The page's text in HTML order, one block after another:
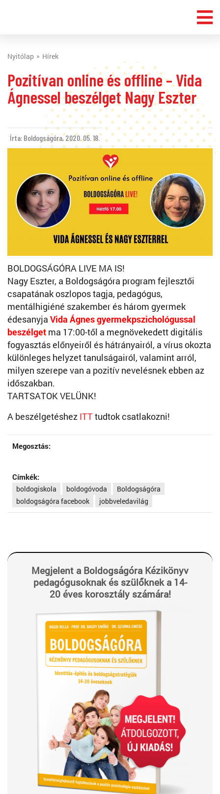
Nyitólap Hírek
Pozitívan online és offline – Vida
Ágnessel beszélget Nagy Eszter
Írta: Boldogságóra,2020. 05. 18.
BOLDOGSÁGÓRA LIVE MA IS!
Nagy Eszter, a Boldogságóra program fejlesztői
csapatának oszlopos tagja, pedagógus,
mentálhigiéné szakember és három gyermek
édesanyja Vida Ágnes gyermekpszichológussal
beszélget ma 17:00-től a megnövekedett digitális
fogyasztás előnyeiről és hátrányairól, a vírus okozta
különleges helyzet tanulságairól, valamint arról,
milyen szerepe van a pozitív nevelésnek ebben az
időszakban.
TARTSATOK VELÜNK!
A beszélgetéshez ITTtudtok csatlakozni!
Megosztás:
Címkék:
boldogiskola boldogóvoda
Boldogságóra
boldogságóra facebook
jobbveledavilág
Megjelent a Boldogságóra Kézikönyv
pedagógusoknak és szülőknek a 14-
20 éves korosztály számára!